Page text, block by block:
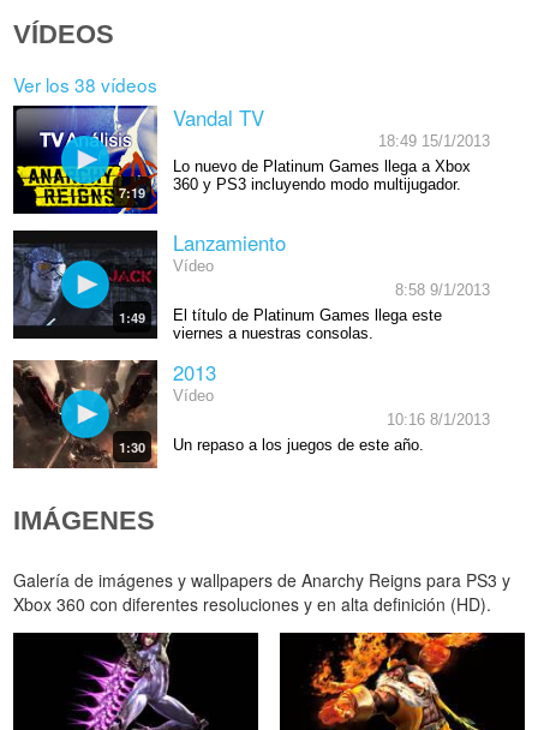
VÍDEOS
Ver los 38 vídeos
7:19
Vandal TV
18:49 15/1/2013
Lo nuevo de Platinum Games llega a Xbox
360 y PS3 incluyendo modo multijugador.
1:49
Lanzamiento
Vídeo
8:58 9/1/2013
El título de Platinum Games llega este
viernes a nuestras consolas.
1:30
2013
Vídeo
10:16 8/1/2013
Un repaso a los juegos de este año.
IMÁGENES
Galería de imágenes y wallpapers de Anarchy Reigns para PS3 y
Xbox 360 con diferentes resoluciones y en alta definición (HD).